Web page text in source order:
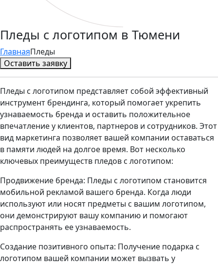
Пледы с логотипом в Тюмени
ГлавнаяПледы
Оставить заявку
Пледы с логотипом представляет собой эффективный
инструмент брендинга, который помогает укрепить
узнаваемость бренда и оставить положительное
впечатление у клиентов, партнеров и сотрудников. Этот
вид маркетинга позволяет вашей компании оставаться
в памяти людей на долгое время. Вот несколько
ключевых преимуществ пледов с логотипом:
Продвижение бренда: Пледы с логотипом становится
мобильной рекламой вашего бренда. Когда люди
используют или носят предметы с вашим логотипом,
они демонстрируют вашу компанию и помогают
распространять ее узнаваемость.
Создание позитивного опыта: Получение подарка с
логотипом вашей компании может вызвать у